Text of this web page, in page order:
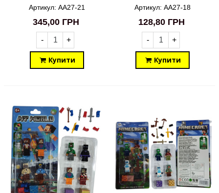
зброєю 24in1 AA27-21
Артикул: AA27-21
345,00 ГРН
- +
Купити
Майнкрафт 6in1 AA27-
18
Артикул: AA27-18
128,80 ГРН
- +
Купити